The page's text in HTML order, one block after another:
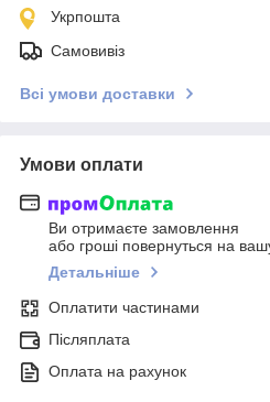
Укрпошта
Самовивіз
Всі умови доставки
Умови оплати
Ви отримаєте замовлення
або гроші повернуться на
Детальніше
Оплатити частинами
Післяплата
Оплата на рахунок